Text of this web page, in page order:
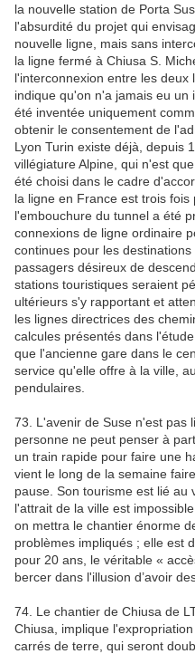
la nouvelle station de Porta
l'absurdité du projet qui
nouvelle ligne, mais sans
la ligne fermé à Chiusa S.
l'interconnexion entre les deux
indique qu'on n'a jamais eu
été inventée uniquement
obtenir le consentement de
Lyon Turin existe déjà, depuis
villégiature Alpine, qui n'est
été choisi dans le cadre
la ligne en France est trois
l'embouchure du tunnel a été
connexions de ligne ordinaire
continues pour les
passagers désireux de
stations touristiques seraient
ultérieurs s'y rapportant et
les lignes directrices des
calcules présentés dans
que l'ancienne gare dans le
service qu'elle offre à la ville,
pendulaires.
73. L'avenir de Suse n'est pas
personne ne peut penser à
un train rapide pour faire une
vient le long de la semaine
pause. Son tourisme est lié au
l'attrait de la ville est
on mettra le chantier énorme
problèmes impliqués ; elle est
pour 20 ans, le véritable «
bercer dans l'illusion d’avoir
74. Le chantier de Chiusa de
Chiusa, implique
carrés de terre, qui seront